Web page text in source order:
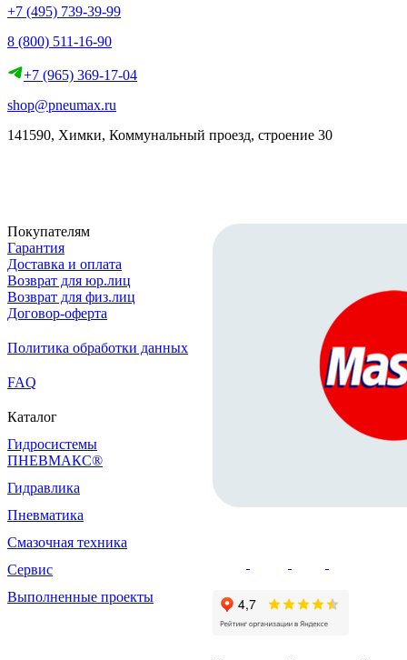
+7 (495) 739-39-99
8 (800) 511-16-90
+7 (965) 369-17-04
shop@pneumax.ru
141590, Химки, Коммунальный проезд, строение 30
Покупателям
Гарантия
Доставка и оплата
Возврат для юр.лиц
Возврат для физ.лиц
Договор-оферта
Политика обработки данных
FAQ
Каталог
Гидросистемы
ПНЕВМАКС®
Гидравлика
Пневматика
Смазочная техника
Сервис
Выполненные проекты